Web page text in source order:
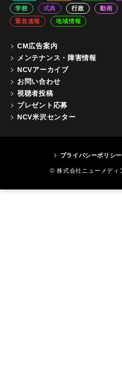
学校
式典 行政 動画
緊急速報
地域情報
CM広告案内
メンテナンス・障害情報
NCVアーカイブ
お問い合わせ
視聴者投稿
プレゼント応募
NCV米沢センター
プライバシーポリシー
© 株式会社ニューメデ